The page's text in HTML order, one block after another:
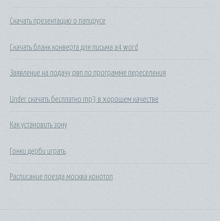
Скачать презентацию о папирусе
Скачать бланк конверта для письма а4 word
Заявление на подачу рвп по программе переселения
Under скачать бесплатно mp3 в хорошем качестве
Как установить зону
Гонки дерби играть
Расписание поезда москва конотоп